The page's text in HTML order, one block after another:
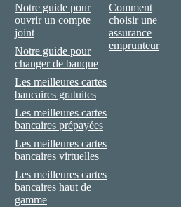
Notre guide pour
ouvrir un compte
joint
Notre guide pour
changer de banque
Les meilleures cartes
bancaires gratuites
Les meilleures cartes
bancaires prépayées
Les meilleures cartes
bancaires virtuelles
Les meilleures cartes
bancaires haut de
gamme
Comment
choisir une
assurance
emprunteur